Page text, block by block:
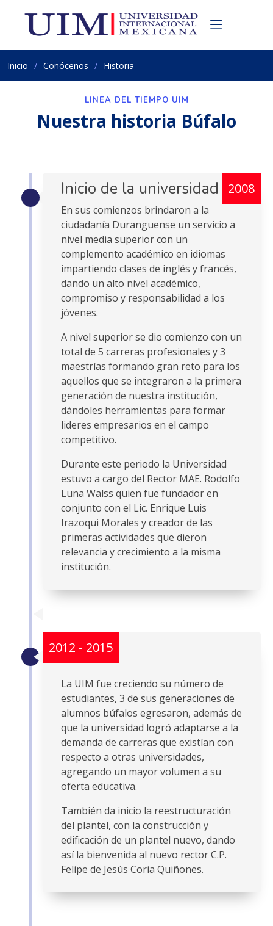
Inicio Conócenos Historia
LINEA DEL TIEMPO UIM
Nuestra historia Búfalo
Inicio de la universidad 2008
En sus comienzos brindaron a la
ciudadanía Duranguense un servicio a
nivel media superior con un
complemento académico en idiomas
impartiendo clases de inglés y francés,
dando un alto nivel académico,
compromiso y responsabilidad a los
jóvenes.
A nivel superior se dio comienzo con un
total de 5 carreras profesionales y 3
maestrías formando gran reto para los
aquellos que se integraron a la primera
generación de nuestra institución,
dándoles herramientas para formar
lideres empresarios en el campo
competitivo.
Durante este periodo la Universidad
estuvo a cargo del Rector MAE. Rodolfo
Luna Walss quien fue fundador en
conjunto con el Lic. Enrique Luis
Irazoqui Morales y creador de las
primeras actividades que dieron
relevancia y crecimiento a la misma
institución.
2012 - 2015
La UIM fue creciendo su número de
estudiantes, 3 de sus generaciones de
alumnos búfalos egresaron, además de
que la universidad logró adaptarse a la
demanda de carreras que existían con
respecto a otras universidades,
agregando un mayor volumen a su
oferta educativa.
También da inicio la reestructuración
del plantel, con la construcción y
edificación de un plantel nuevo, dando
así la bienvenida al nuevo rector C.P.
Felipe de Jesús Coria Quiñones.